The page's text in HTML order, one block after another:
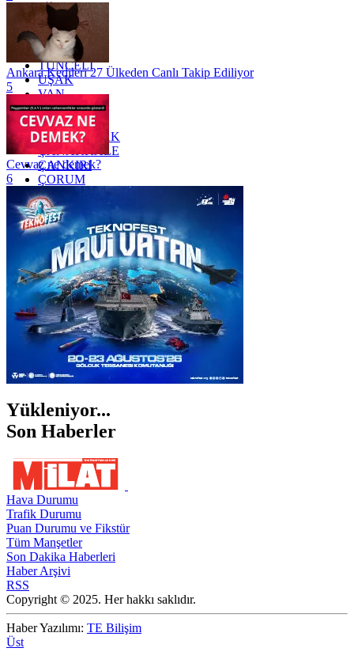
SİİRT
TEKİRDAĞ
TOKAT
TRABZON
TUNCELİ
UŞAK
VAN
YALOVA
YOZGAT
ZONGULDAK
ÇANAKKALE
ÇANKIRI
ÇORUM
İSTANBUL
İZMİR
ŞANLIURFA
ŞIRNAK
Ankara Kedileri 27 Ülkeden Canlı Takip Ediliyor
5
Cevvaz ne demek?
6
Yükleniyor...
Son Haberler
Hava Durumu
Trafik Durumu
Puan Durumu ve Fikstür
Tüm Manşetler
Son Dakika Haberleri
Haber Arşivi
RSS
Copyright © 2025. Her hakkı saklıdır.
Haber Yazılımı: TE Bilişim
Üst